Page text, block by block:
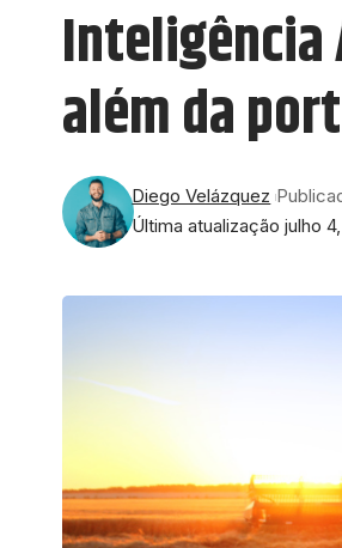
Inteligência
além da
Última atualização julho
Diego Velázquez